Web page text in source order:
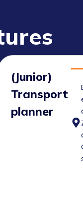
(Junior)
Transport
planner